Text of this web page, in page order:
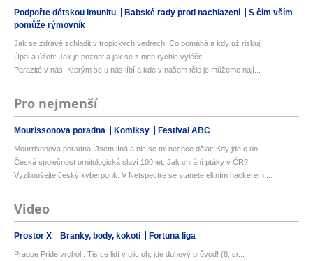
Podpořte dětskou imunitu Babské rady proti nachlazení
S čím vším
pomůže rýmovník
Jak se zdravě zchladit v tropických vedrech: Co pomáhá a kdy už riskuj...
Úpal a úžeh: Jak je poznat a jak se z nich rychle vyléčit
Parazité v nás: Kterým se u nás líbí a kde v našem těle je můžeme nají...
Pro nejmenší
Mourissonova poradna Komiksy Festival ABC
Mourrisonova poradna: Jsem líná a nic se mi nechce dělat: Kdy jde o ún...
Česká společnost ornitologická slaví 100 let: Jak chrání ptáky v ČR?
Vyzkoušejte český kyberpunk. V Netspectre se stanete elitním hackerem ...
Video
Prostor X Branky, body, kokoti Fortuna liga
Prague Pride vrcholí: Tisíce lidí v ulicích, jde duhový průvod! (8. sr...